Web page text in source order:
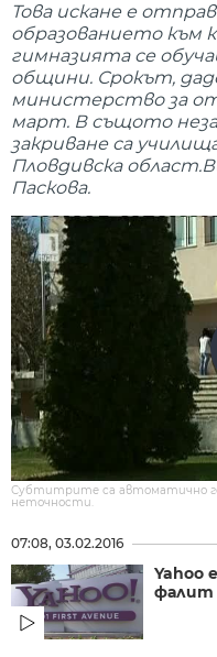
Това искане е
образованието към
гимназията се
общини. Срокът,
министерство за
март. В същото
закриване са
Пловдивска
Паскова.
Субтитрите са автоматично
неточности.
07:08, 03.02.2016
Yahoo
фалит